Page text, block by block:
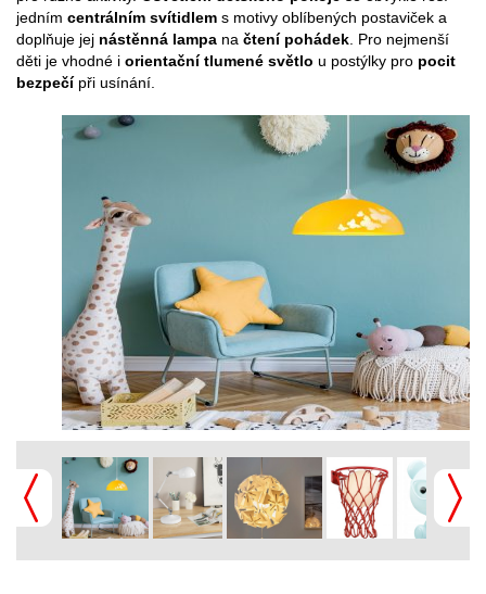
jedním centrálním svítidlem s motivy oblíbených postaviček a
doplňuje jej nástěnná lampa na čtení pohádek . Pro nejmenší
děti je vhodné i orientační tlumené světlo u postýlky pro pocit
bezpečípři usínání.